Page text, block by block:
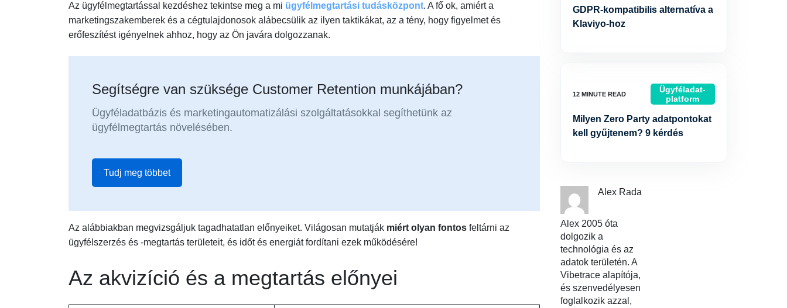
Az ügyfélmegtartással kezdéshez tekintse meg a mi ügyfélmegtartási tudásközpont. A fő ok, amiért a
marketingszakemberek és a cégtulajdonosok alábecsülik az ilyen taktikákat, az a tény, hogy figyelmet és
erőfeszítést igényelnek ahhoz, hogy az Ön javára dolgozzanak.
Segítségre van szüksége Customer Retention munkájában?
Ügyféladatbázis és marketingautomatizálási szolgáltatásokkal segíthetünk az
ügyfélmegtartás növelésében.
Tudj meg többet
Az alábbiakban megvizsgáljuk tagadhatatlan előnyeiket. Világosan mutatják miért olyan fontos feltárni az
ügyfélszerzés és -megtartás területeit, és időt és energiát fordítani ezek működésére!
Az akvizíció és a megtartás előnyei
GDPR-kompatibilis alternatíva a
Klaviyo-hoz
Ügyféladat-
platform
Milyen Zero Party adatpontokat
kell gyűjtenem? 9 kérdés
Alex Rada
Alex 2005 óta
dolgozik a
technológia és az
adatok területén. A
Vibetrace alapítója,
és szenvedélyesen
foglalkozik azzal,